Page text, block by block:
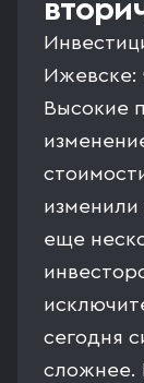
Ижевске:
Высокие
еще
сегодня
сложнее.